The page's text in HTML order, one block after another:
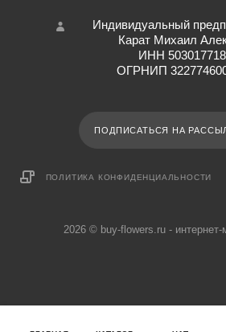
Индивидуальный
Карат Михаил
ИНН
ОГРНИП
ПОДПИСАТЬСЯ НА
ПОЛИТИКА КОНФИДЕНЦИАЛЬНОСТИ
2026 © buy-flowers.ru - интернет-